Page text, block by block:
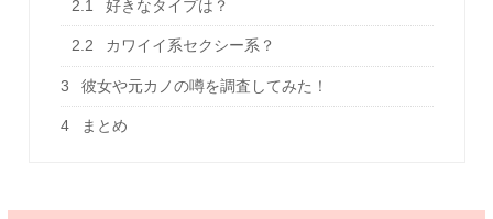
2.1 好きなタイプは？
2.2 カワイイ系セクシー系？
3 彼女や元カノの噂を調査してみた！
4 まとめ